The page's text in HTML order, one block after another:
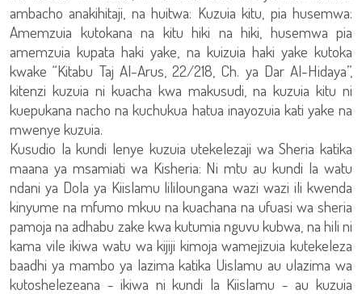
ambacho anakihitaji, na huitwa: Kuzuia kitu, pia husemwa:
Amemzuia kutokana na kitu hiki na hiki, husemwa pia
amemzuia kupata haki yake, na kuizuia haki yake kutoka
kwake “Kitabu Taj Al-Arus, 22/218, Ch. ya Dar Al-Hidaya”,
kitenzi kuzuia ni kuacha kwa makusudi, na kuzuia kitu ni
kuepukana nacho na kuchukua hatua inayozuia kati yake na
mwenye kuzuia.
Kusudio la kundi lenye kuzuia utekelezaji wa Sheria katika
maana ya msamiati wa Kisheria: Ni mtu au kundi la watu
ndani ya Dola ya Kiislamu lililoungana wazi wazi ili kwenda
kinyume na mfumo mkuu na kuachana na ufuasi wa sheria
pamoja na adhabu zake kwa kutumia nguvu kubwa, na hili ni
kama vile ikiwa watu wa kijiji kimoja wamejizuia kutekeleza
baadhi ya mambo ya lazima katika Uislamu au ulazima wa
kutoshelezeana - ikiwa ni kundi la Kiislamu - au kuzuia